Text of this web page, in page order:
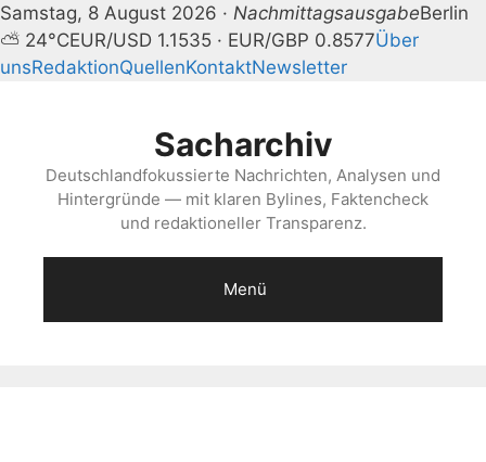
Samstag, 8 August 2026 · NachmittagsausgabeBerlin
⛅ 24°CEUR/USD 1.1535 · EUR/GBP 0.8577Über
unsRedaktionQuellenKontaktNewsletter
Sacharchiv
Deutschlandfokussierte Nachrichten, Analysen und
Hintergründe — mit klaren Bylines, Faktencheck
und redaktioneller Transparenz.
Menü